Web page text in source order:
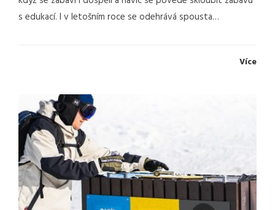
s edukací. I v letošním roce se odehrává spousta…
Více